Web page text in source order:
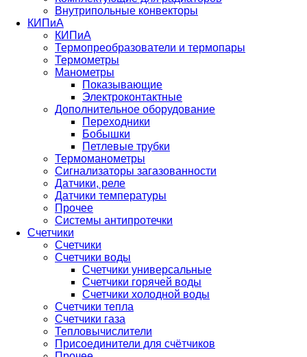
Внутрипольные конвекторы
КИПиА
КИПиА
Термопреобразователи и термопары
Термометры
Манометры
Показывающие
Электроконтактные
Дополнительное оборудование
Переходники
Бобышки
Петлевые трубки
Термоманометры
Сигнализаторы загазованности
Датчики, реле
Датчики температуры
Прочее
Системы антипротечки
Счетчики
Счетчики
Счетчики воды
Счетчики универсальные
Счетчики горячей воды
Счетчики холодной воды
Счетчики тепла
Счетчики газа
Тепловычислители
Присоединители для счётчиков